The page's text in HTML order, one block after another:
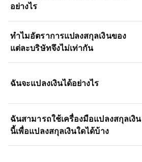
อย่างไร
ทำไมอัตราการแปลงสกุลเงินของ
แต่ละบริษัทจึงไม่เท่ากัน
ฉันจะแปลงเงินได้อย่างไร
ฉันสามารถใช้เครื่องมือแปลงสกุลเงิน
นี้เพื่อแปลงสกุลเงินใดได้บ้าง